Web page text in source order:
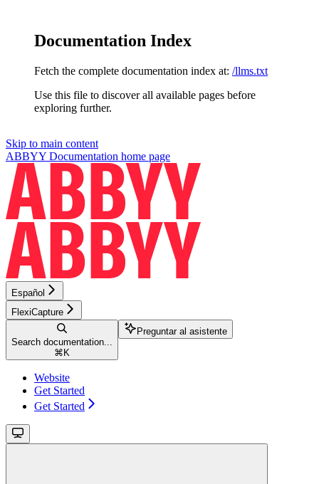
Documentation Index
Fetch the complete documentation index at: /llms.txt
Use this file to discover all available pages before
exploring further.
Skip to main content
ABBYY Documentation home page
Español
FlexiCapture
Search documentation...
⌘ K
Preguntar al asistente
Website
Get Started
Get Started